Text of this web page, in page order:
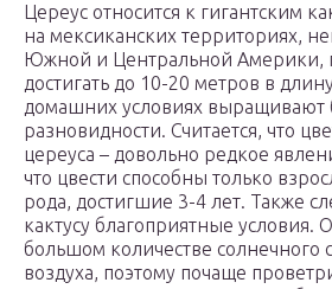
Цереус относится к гигантским
на мексиканских территориях,
Южной и Центральной Америки,
достигать до 10-20 метров в
домашних условиях выращивают
разновидности. Считается, что
цереуса – довольно редкое
что цвести способны только
рода, достигшие 3-4 лет. Также
кактусу благоприятные условия.
большом количестве солнечного
воздуха, поэтому почаще